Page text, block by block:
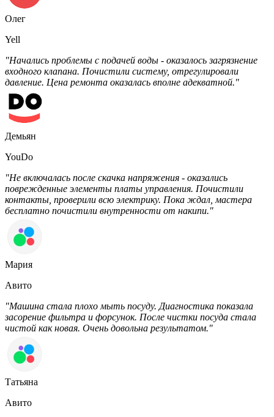
Олег
Yell
"Начались проблемы с подачей воды - оказалось загрязнение
входного клапана. Почистили систему, отрегулировали
давление. Цена ремонта оказалась вполне адекватной."
Демьян
YouDo
"Не включалась после скачка напряжения - оказались
поврежденные элементы платы управления. Почистили
контакты, проверили всю электрику. Пока ждал, мастера
бесплатно почистили внутренности от накипи."
Мария
Авито
"Машина стала плохо мыть посуду. Диагностика показала
засорение фильтра и форсунок. После чистки посуда стала
чистой как новая. Очень довольна результатом."
Татьяна
Авито